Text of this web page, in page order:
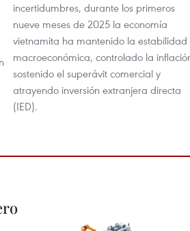
incertidumbres, durante los primeros
nueve meses de 2025 la economía
vietnamita ha mantenido la estabilidad
macroeconómica, controlado la
sostenido el superávit comercial y
atrayendo inversión extranjera directa
(IED).